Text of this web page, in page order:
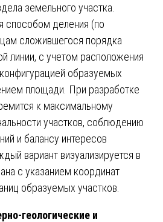
земельного участка.
способом деления (по
сложившегося порядка
линии, с учетом расположения
образуемых
площади. При разработке
к максимальному
участков, соблюдению
и балансу интересов
вариант визуализируется в
с указанием координат
образуемых участков.
геологические и